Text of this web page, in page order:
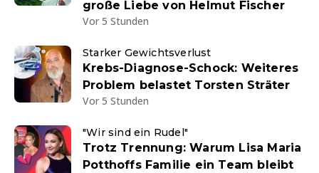
große Liebe von Helmut Fischer
Vor 5 Stunden
Starker Gewichtsverlust
Krebs-Diagnose-Schock: Weiteres
Problem belastet Torsten Sträter
Vor 5 Stunden
"Wir sind ein Rudel"
Trotz Trennung: Warum Lisa Maria
Potthoffs Familie ein Team bleibt